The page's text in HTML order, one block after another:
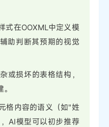
式在OOXML中定义模
助判断其预期的视觉
或损坏的表格结构，
格内容的语义（如"姓
AI模型可以初步推荐